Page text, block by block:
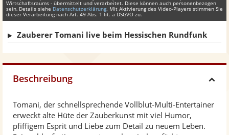
Wirtschaftsraums - übermittelt und verarbeitet. Diese können auch personenbezogen
sein, Details siehe Datenschutzerklärung. Mit Aktivierung des Video-Players stimmen Sie
dieser Verarbeitung nach Art. 49 Abs. 1 lit. a DSGVO zu.
Zauberer Tomani live beim Hessischen Rundfunk
Beschreibung
Tomani, der schnellsprechende Vollblut-Multi-Entertainer
erweckt alte Hüte der Zauberkunst mit viel Humor,
pfiffigem Esprit und Liebe zum Detail zu neuem Leben.